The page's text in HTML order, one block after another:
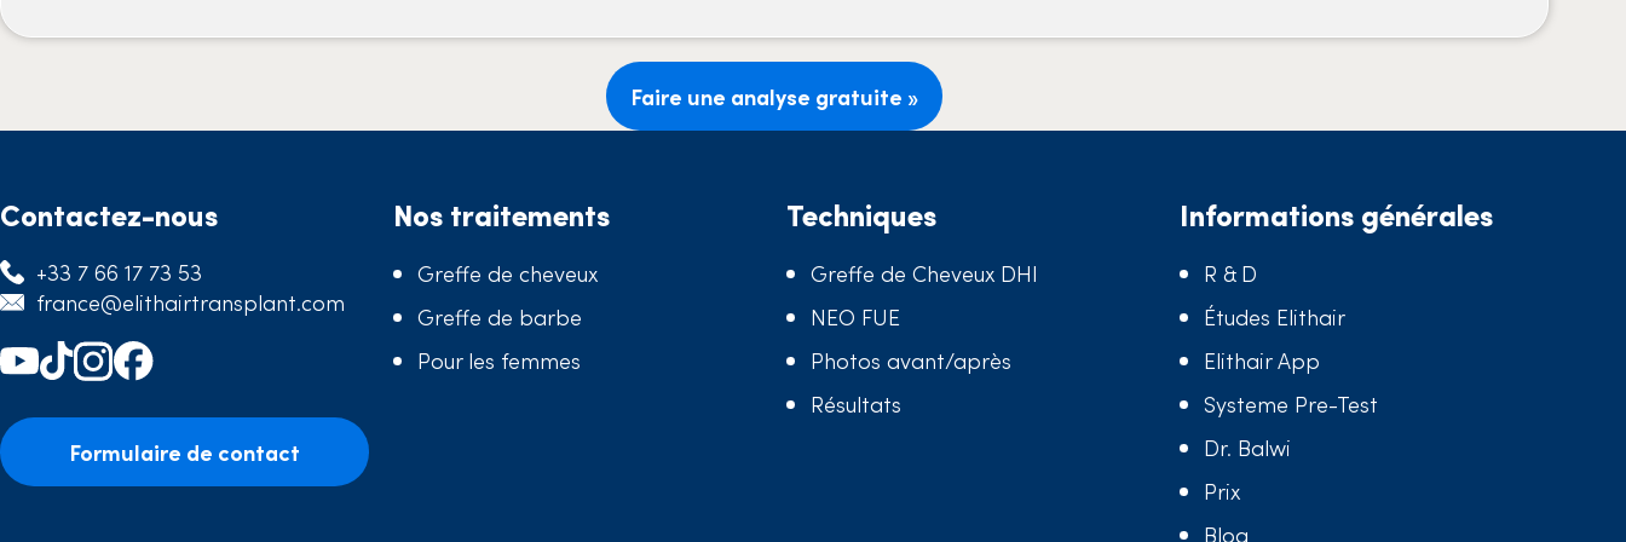
Faire une analyse gratuite »
Contactez-nous
+33 7 66 17 73 53
france@elithairtransplant.com
Formulaire de contact
Nos traitements
Greffe de cheveux
Greffe de barbe
Pour les femmes
Techniques
Greffe de Cheveux DHI
NEO FUE
Photos avant/après
Résultats
Informations générales
R & D
Études Elithair
Elithair App
Systeme Pre-Test
Dr. Balwi
Prix
Blog